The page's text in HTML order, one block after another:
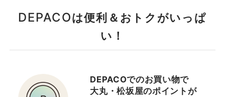
DEPACOは便利＆おトクがいっぱ
い！
DEPACOでのお買い物で
大丸・松坂屋のポイントが